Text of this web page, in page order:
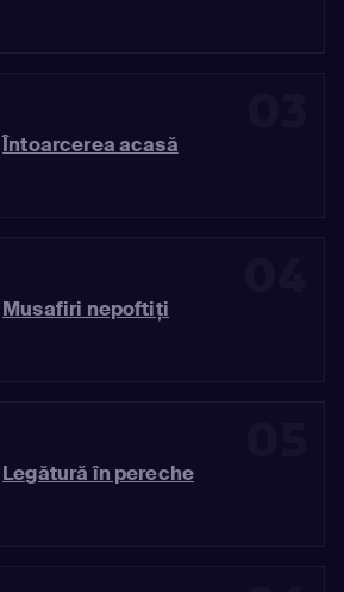
Întoarcerea acasă
Musafiri nepoftiți
Legătură în pereche